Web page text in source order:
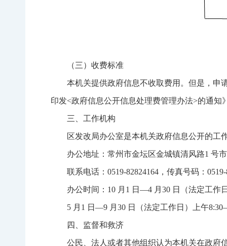
（三）收费标准
本机关提供政府信息不收取费用。但是，申
印发<政府信息公开信息处理费管理办法>的通知
三、工作机构
区发改局办公室是本机关政府信息公开的工
办公地址：常州市金坛区金城镇清风路1 号
联系电话：0519-82824164，传真号码：
办公时间：10 月1 日—4 月30 日（法定工作
5 月1 日—9 月30 日（法定工作日）上午
四、监督和救济
公民、法人或者其他组织认为本机关在政府